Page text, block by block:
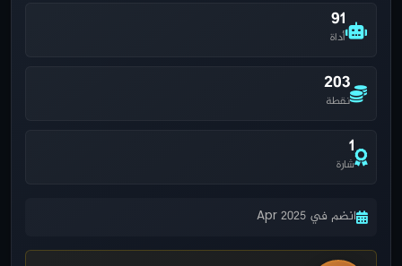
91
أداة
203
نقطة
1
شارة
انضم في Apr 2025